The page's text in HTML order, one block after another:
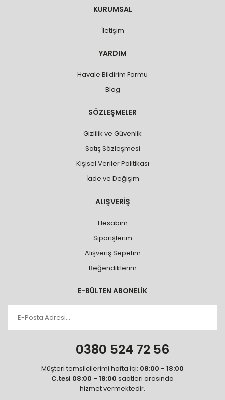
KURUMSAL
İletişim
YARDIM
Havale Bildirim Formu
Blog
SÖZLEŞMELER
Gizlilik ve Güvenlik
Satış Sözleşmesi
Kişisel Veriler Politikası
İade ve Değişim
ALIŞVERİŞ
Hesabım
Siparişlerim
Alışveriş Sepetim
Beğendiklerim
E-BÜLTEN ABONELİK
0380 524 72 56
Müşteri temsilcilerimi hafta içi: 08:00 - 18:00
C.tesi 08:00 - 18:00 saatleri arasında
hizmet vermektedir.